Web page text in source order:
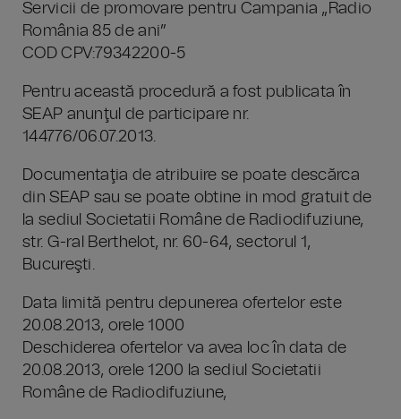
Servicii de promovare pentru Campania „Radio
România 85 de ani”
COD CPV:79342200-5
Pentru această procedură a fost publicata în
SEAP anunţul de participare nr.
144776/06.07.2013.
Documentaţia de atribuire se poate descărca
din SEAP sau se poate obtine in mod gratuit de
la sediul Societatii Române de Radiodifuziune,
str. G-ral Berthelot, nr. 60-64, sectorul 1,
Bucureşti.
Data limită pentru depunerea ofertelor este
20.08.2013, orele 1000
Deschiderea ofertelor va avea loc în data de
20.08.2013, orele 1200 la sediul Societatii
Române de Radiodifuziune,